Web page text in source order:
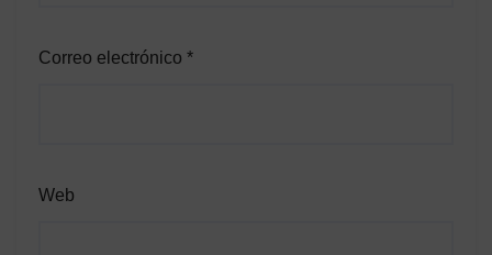
Correo electrónico *
Web